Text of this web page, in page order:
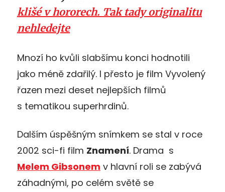
klišé v hororech. Tak tady originalitu
nehledejte
Mnozí ho kvůli slabšímu konci hodnotili
jako méně zdařilý. I přesto je film Vyvolený
řazen mezi deset nejlepších filmů
s tematikou superhrdinů.
Dalším úspěšným snímkem se stal v roce
2002 sci-fi film Znamení. Drama s
Melem Gibsonem v hlavní roli se zabývá
záhadnými, po celém světě se